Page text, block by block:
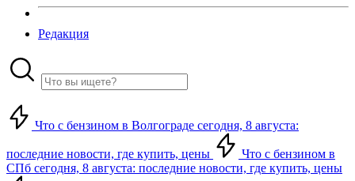
Редакция
Что с бензином в Волгограде сегодня, 8 августа:
последние новости, где купить, цены
Что с бензином в
СПб сегодня, 8 августа: последние новости, где купить, цены